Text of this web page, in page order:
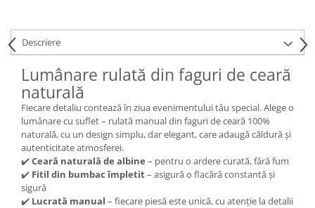
Descriere
Lumânare rulată din faguri de ceară
naturală
Fiecare detaliu contează în ziua evenimentului tău special. Alege o
lumânare cu suflet – rulată manual din faguri de ceară 100%
naturală, cu un design simplu, dar elegant, care adaugă căldură și
autenticitate atmosferei.
✔️Ceară naturală de albine – pentru o ardere curată, fără fum
✔️ Fitil din bumbac împletit– asigură o flacără constantă și
sigură
✔️ Lucrată manual – fiecare piesă este unică, cu atenție la detalii